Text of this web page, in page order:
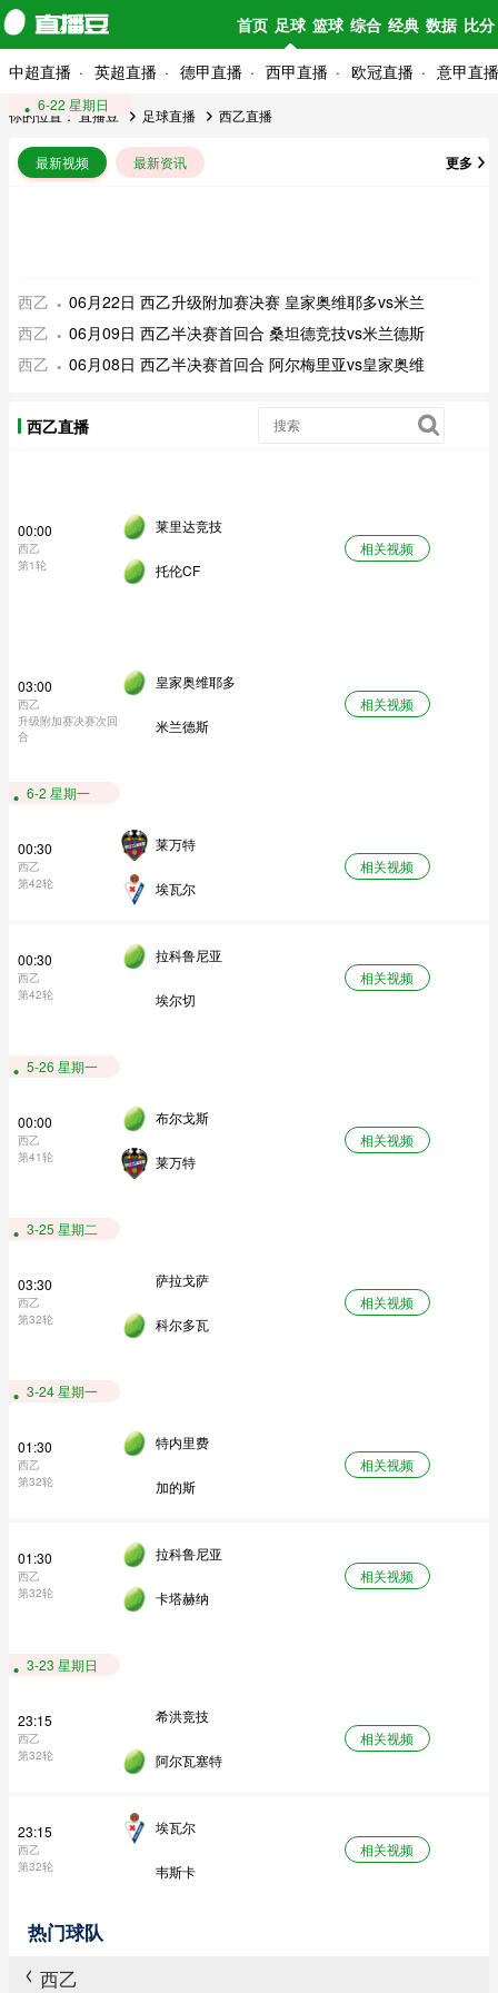
首页 足球 篮球 综合 经典 数据 比分
中超直播 英超直播 德甲直播 西甲直播 欧冠直播 意甲直播
你的位置：直播豆 足球直播 西乙直播
更多
最新视频 最新资讯
西乙
06月22日 西乙升级附加赛决赛 皇家奥维耶多vs米兰
西乙
06月09日 西乙半决赛首回合 桑坦德竞技vs米兰德斯
西乙
06月08日 西乙半决赛首回合 阿尔梅里亚vs皇家奥维
西乙直播
9-8 星期一
00:00
西乙
第1轮
莱里达竞技
托伦CF
相关视频
6-22 星期日
03:00
西乙
升级附加赛决赛次回
合
皇家奥维耶多
米兰德斯
相关视频
6-2 星期一
00:30
西乙
第42轮
莱万特
埃瓦尔
相关视频
00:30
西乙
第42轮
拉科鲁尼亚
埃尔切
相关视频
5-26 星期一
00:00
西乙
第41轮
布尔戈斯
莱万特
相关视频
3-25 星期二
03:30
西乙
第32轮
萨拉戈萨
科尔多瓦
相关视频
3-24 星期一
01:30
西乙
第32轮
特内里费
加的斯
相关视频
01:30
西乙
第32轮
拉科鲁尼亚
卡塔赫纳
相关视频
3-23 星期日
23:15
西乙
第32轮
希洪竞技
阿尔瓦塞特
相关视频
23:15
西乙
第32轮
埃瓦尔
韦斯卡
相关视频
热门球队
> 西乙